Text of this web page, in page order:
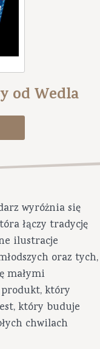
od Wedla
wyróżnia się
łączy tradycję
ilustracje
oraz tych,
małymi
który
który buduje
chwilach